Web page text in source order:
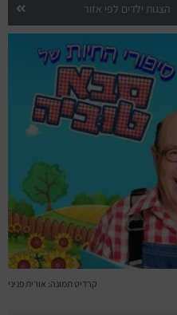
הצגות ילדים לפי אזור
קרדיט תמונה: אורית פניני